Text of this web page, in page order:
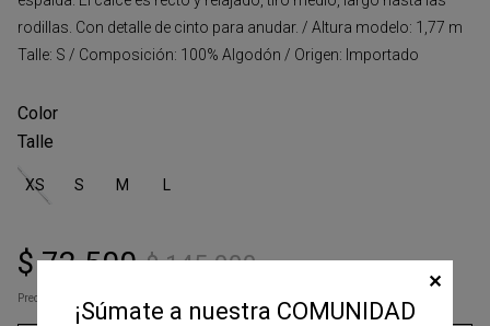
rodillas. Con detalle de cinto para anudar. / Altura modelo: 1,77 m
Talle: S / Composición: 100% Algodón / Origen: Importado
Talle
XS S M
$ 72.500 $ 145.000
Precio s/Imp.Nac¡Súmate a nuestra COMUNIDAD
✕